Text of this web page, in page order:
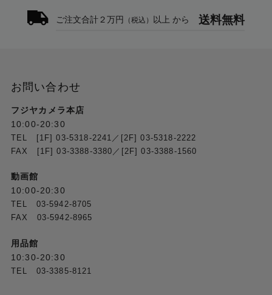
ご注文合計２万円 （税込） 以上 から 送料無料
お問い合わせ
フジヤカメラ本店
10:00-20:30
TEL [1F] 03-5318-2241／[2F] 03-5318-2222
FAX [1F] 03-3388-3380／[2F] 03-3388-1560
動画館
10:00-20:30
TEL 03-5942-8705
FAX 03-5942-8965
用品館
10:30-20:30
TEL 03-3385-8121